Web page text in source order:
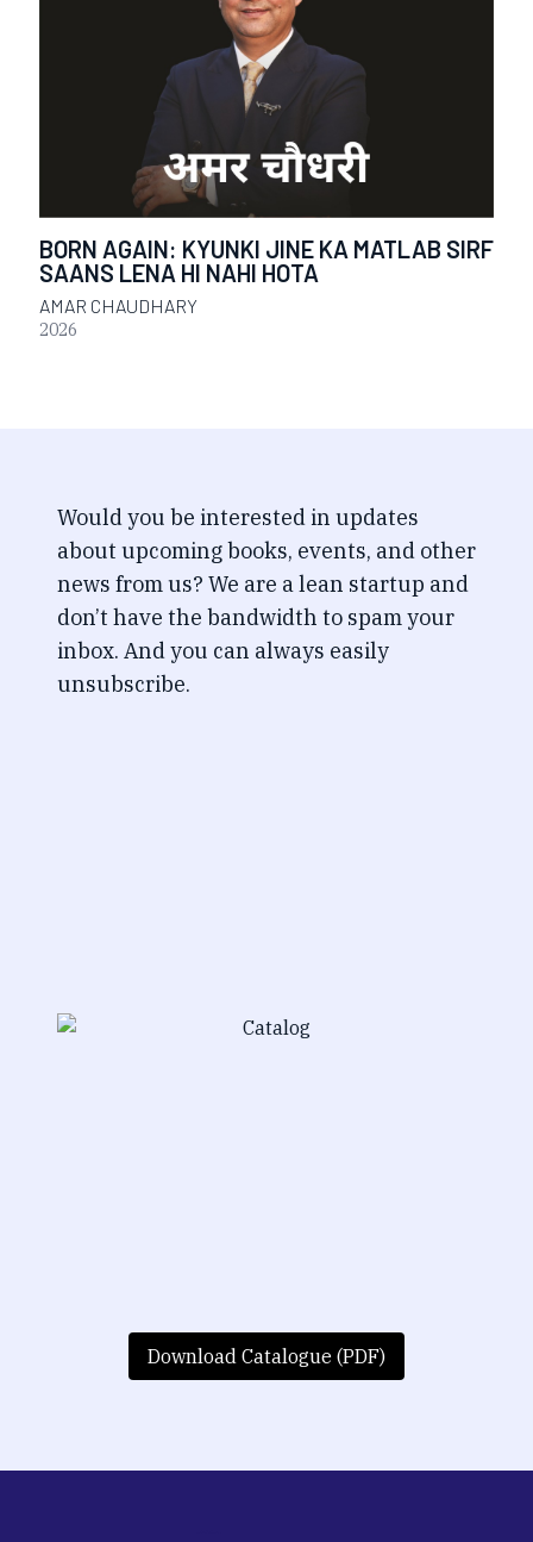
BORN AGAIN: KYUNKI JINE KA MATLAB SIRF
SAANS LENA HI NAHI HOTA
AMAR CHAUDHARY
2026
Would you be interested in updates
about upcoming books, events, and other
news from us? We are a lean startup and
don’t have the bandwidth to spam your
inbox. And you can always easily
unsubscribe.
Download Catalogue (PDF)